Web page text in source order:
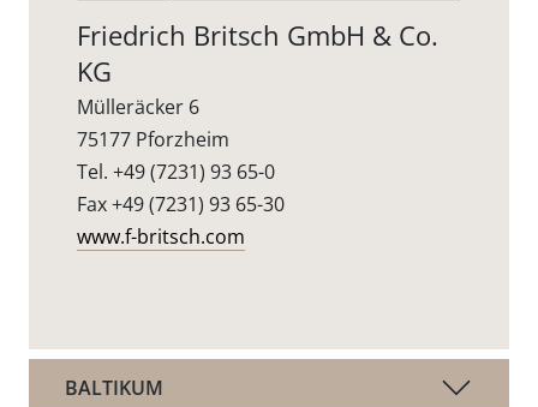
Friedrich Britsch GmbH & Co.
KG
Mülleräcker 6
75177 Pforzheim
Tel. +49 (7231) 93 65-0
Fax +49 (7231) 93 65-30
www.f-britsch.com
BALTIKUM